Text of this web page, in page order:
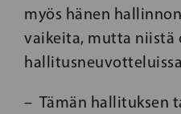
myös hänen
vaikeita, mutta niistä
– Tämän hallituksen